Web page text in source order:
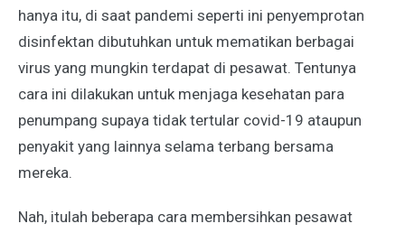
hanya itu, di saat pandemi seperti ini penyemprotan
disinfektan dibutuhkan untuk mematikan berbagai
virus yang mungkin terdapat di pesawat. Tentunya
cara ini dilakukan untuk menjaga kesehatan para
penumpang supaya tidak tertular covid-19 ataupun
penyakit yang lainnya selama terbang bersama
mereka.
Nah, itulah beberapa cara membersihkan pesawat